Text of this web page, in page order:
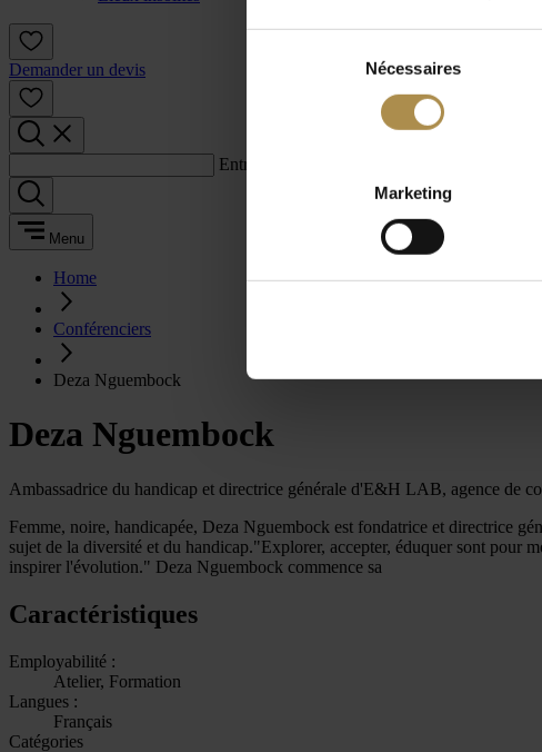
Nécessaires
Marketing
Demander un devis
Entrez un terme de recherche :
Menu
Home
Conférenciers
Deza Nguembock
Deza Nguembock
Ambassadrice du handicap et directrice générale d'E&H LAB, agence de
Femme, noire, handicapée, Deza Nguembock est fondatrice et directrice
sujet de la diversité et du handicap."Explorer, accepter, éduquer sont pour
inspirer l'évolution." Deza Nguembock commence sa
Caractéristiques
Employabilité :
Atelier, Formation
Langues :
Français
Catégories